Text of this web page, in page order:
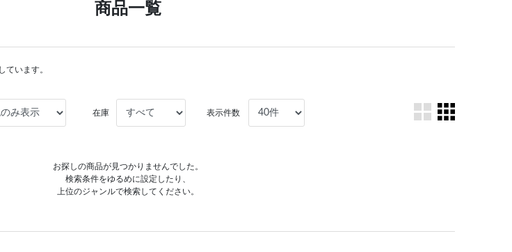
商品一覧
ています。
在庫 表示件数
お探しの商品が見つかりませんでした。
検索条件をゆるめに設定したり、
上位のジャンルで検索してください。